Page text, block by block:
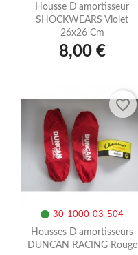
Housse D'amortisseur
SHOCKWEARS Violet
26x26 Cm
8,00 €
30-1000-03-504
Housses D'amortisseurs
DUNCAN RACING Rouge
favorite_border